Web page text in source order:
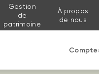
Gestion
de
patrimoine
À propos
de nous